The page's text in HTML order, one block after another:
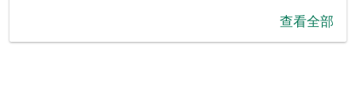
查看全部